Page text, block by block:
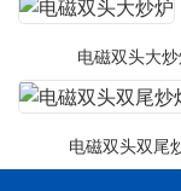
电磁双头大
电磁双头双尾